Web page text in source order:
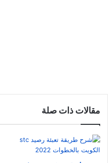
مقالات ذات صلة